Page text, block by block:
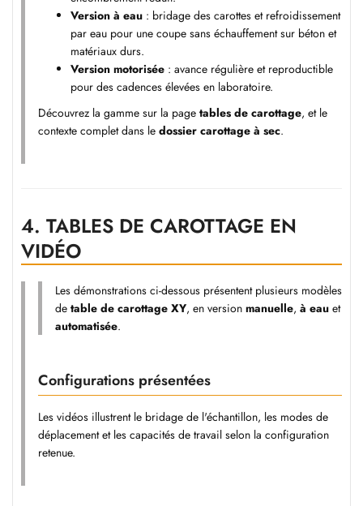
Version à eau : bridage des carottes et refroidissement
par eau pour une coupe sans échauffement sur béton et
matériaux durs.
Version motorisée : avance régulière et reproductible
pour des cadences élevées en laboratoire.
Découvrez la gamme sur la page tables de carottage, et le
contexte complet dans le dossier carottage à sec.
4. TABLES DE CAROTTAGE EN
VIDÉO
Les démonstrations ci-dessous présentent plusieurs modèles
de table de carottage XY, en version manuelle, à eau et
automatisée.
Configurations présentées
Les vidéos illustrent le bridage de l'échantillon, les modes de
déplacement et les capacités de travail selon la configuration
retenue.